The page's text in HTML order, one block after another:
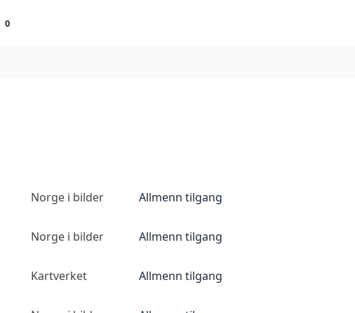
0
Norge i bilder Allmenn tilgang
Norge i bilder Allmenn tilgang
Kartverket Allmenn tilgang